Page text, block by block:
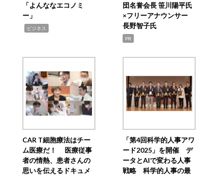
「よんななエコノミ
ー」
ビジネス
団名誉会長 笹川陽平氏
×フリーアナウンサー
長野智子氏
PR
CAR T細胞療法はチー
ム医療だ！ 医療従事
者の情熱、患者さんの
思いを伝えるドキュメ
「第4回科学的人事アワ
ード2025」を開催 デ
ータとAIで変わる人事
戦略 科学的人事の最